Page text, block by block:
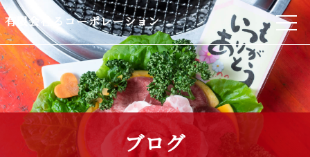
有限会社るコーポレーション
ブログ